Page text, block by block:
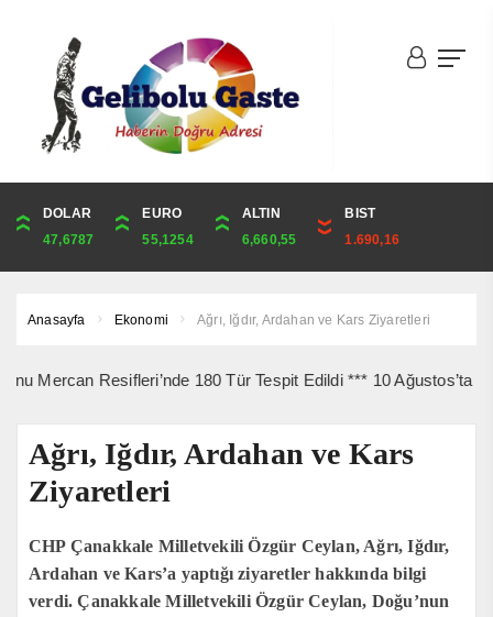
DOLAR
47,6787
EURO
55,1254
ALTIN
6,660,55
BIST
1.690,16
ONS
4,341,81
ALTIN
6,660,55
ÇEYREK
10,889,99
CUMHURİYET
44,750,00
Anasayfa Ekonomi Ağrı, Iğdır, Ardahan ve Kars Ziyaretleri
Resifleri’nde 180 Tür Tespit Edildi *** 10 Ağustos’ta
Ağrı, Iğdır, Ardahan ve Kars
Ziyaretleri
CHP Çanakkale Milletvekili Özgür Ceylan, Ağrı, Iğdır,
Ardahan ve Kars’a yaptığı ziyaretler hakkında bilgi
verdi. Çanakkale Milletvekili Özgür Ceylan, Doğu’nun